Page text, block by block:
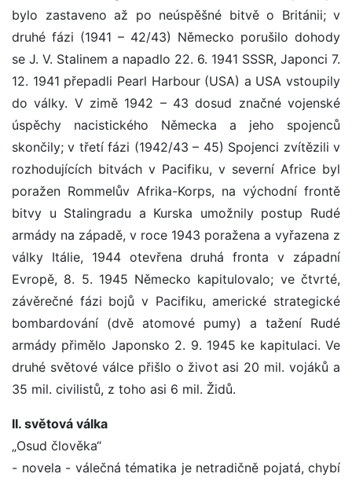
bylo zastaveno až po neúspěšné bitvě o Británii; v
druhé fázi (1941 – 42/43) Německo porušilo dohody
se J. V. Stalinem a napadlo 22. 6. 1941 SSSR, Japonci 7.
12. 1941 přepadli Pearl Harbour (USA) a USA vstoupily
do války. V zimě 1942 – 43 dosud značné vojenské
úspěchy nacistického Německa a jeho spojenců
skončily; v třetí fázi (1942/43 – 45) Spojenci zvítězili v
rozhodujících bitvách v Pacifiku, v severní Africe byl
poražen Rommelův Afrika-Korps, na východní frontě
bitvy u Stalingradu a Kurska umožnily postup Rudé
armády na západě, v roce 1943 poražena a vyřazena z
války Itálie, 1944 otevřena druhá fronta v západní
Evropě, 8. 5. 1945 Německo kapitulovalo; ve čtvrté,
závěrečné fázi bojů v Pacifiku, americké strategické
bombardování (dvě atomové pumy) a tažení Rudé
armády přimělo Japonsko 2. 9. 1945 ke kapitulaci. Ve
druhé světové válce přišlo o život asi 20 mil. vojáků a
35 mil. civilistů, z toho asi 6 mil. Židů.
II. světová válka
„Osud člověka“
- novela - válečná tématika je netradičně pojatá, chybí